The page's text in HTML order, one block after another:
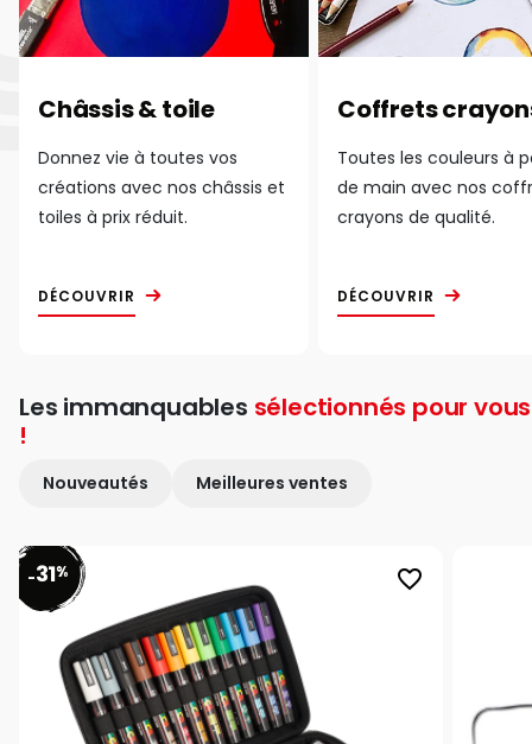
Châssis & toile
Donnez vie à toutes vos
créations avec nos châssis et
toiles à prix réduit.
DÉCOUVRIR
Coffrets
Toutes les couleurs à
de main avec nos
crayons de qualité.
DÉCOUVRIR
Les immanquables sélectionnés pour vous
!
Nouveautés Meilleures ventes
favorite_border
-31%